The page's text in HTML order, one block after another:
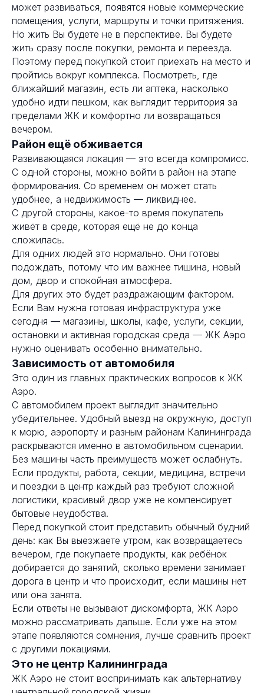
может развиваться, появятся новые коммерческие
помещения, услуги, маршруты и точки притяжения.
Но жить Вы будете не в перспективе. Вы будете
жить сразу после покупки, ремонта и переезда.
Поэтому перед покупкой стоит приехать на место и
пройтись вокруг комплекса. Посмотреть, где
ближайший магазин, есть ли аптека, насколько
удобно идти пешком, как выглядит территория за
пределами ЖК и комфортно ли возвращаться
вечером.
Район ещё обживается
Развивающаяся локация — это всегда компромисс.
С одной стороны, можно войти в район на этапе
формирования. Со временем он может стать
удобнее, а недвижимость — ликвиднее.
С другой стороны, какое-то время покупатель
живёт в среде, которая ещё не до конца
сложилась.
Для одних людей это нормально. Они готовы
подождать, потому что им важнее тишина, новый
дом, двор и спокойная атмосфера.
Для других это будет раздражающим фактором.
Если Вам нужна готовая инфраструктура уже
сегодня — магазины, школы, кафе, услуги, секции,
остановки и активная городская среда — ЖК Аэро
нужно оценивать особенно внимательно.
Зависимость от автомобиля
Это один из главных практических вопросов к ЖК
Аэро.
С автомобилем проект выглядит значительно
убедительнее. Удобный выезд на окружную, доступ
к морю, аэропорту и разным районам Калининграда
раскрываются именно в автомобильном сценарии.
Без машины часть преимуществ может ослабнуть.
Если продукты, работа, секции, медицина, встречи
и поездки в центр каждый раз требуют сложной
логистики, красивый двор уже не компенсирует
бытовые неудобства.
Перед покупкой стоит представить обычный будний
день: как Вы выезжаете утром, как возвращаетесь
вечером, где покупаете продукты, как ребёнок
добирается до занятий, сколько времени занимает
дорога в центр и что происходит, если машины нет
или она занята.
Если ответы не вызывают дискомфорта, ЖК Аэро
можно рассматривать дальше. Если уже на этом
этапе появляются сомнения, лучше сравнить проект
с другими локациями.
Это не центр Калининграда
ЖК Аэро не стоит воспринимать как альтернативу